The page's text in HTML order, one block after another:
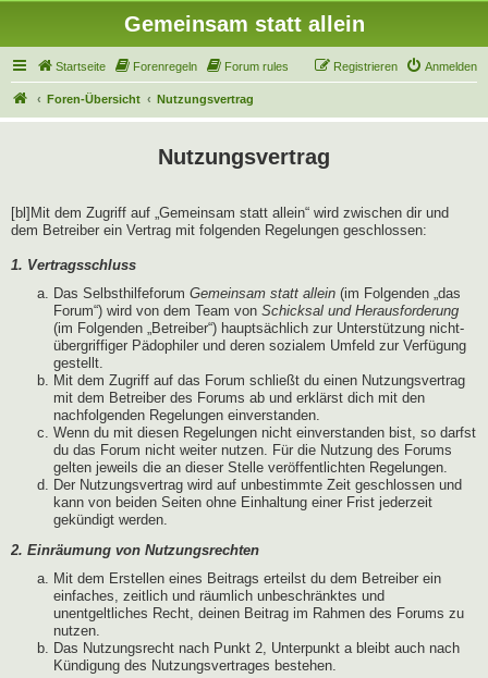
Gemeinsam statt allein
Startseite Forenregeln Forum rules Anmelden
Registrieren
Foren-Übersicht Nutzungsvertrag
Nutzungsvertrag
[bl]Mit dem Zugriff auf „Gemeinsam statt allein“ wird zwischen dir und
dem Betreiber ein Vertrag mit folgenden Regelungen geschlossen:
1. Vertragsschluss
Das Selbsthilfeforum Gemeinsam statt allein (im Folgenden „das
Forum“) wird von dem Team von Schicksal und Herausforderung
(im Folgenden „Betreiber“) hauptsächlich zur Unterstützung nicht-
übergriffiger Pädophiler und deren sozialem Umfeld zur Verfügung
gestellt.
Mit dem Zugriff auf das Forum schließt du einen Nutzungsvertrag
mit dem Betreiber des Forums ab und erklärst dich mit den
nachfolgenden Regelungen einverstanden.
Wenn du mit diesen Regelungen nicht einverstanden bist, so darfst
du das Forum nicht weiter nutzen. Für die Nutzung des Forums
gelten jeweils die an dieser Stelle veröffentlichten Regelungen.
Der Nutzungsvertrag wird auf unbestimmte Zeit geschlossen und
kann von beiden Seiten ohne Einhaltung einer Frist jederzeit
gekündigt werden.
2. Einräumung von Nutzungsrechten
Mit dem Erstellen eines Beitrags erteilst du dem Betreiber ein
einfaches, zeitlich und räumlich unbeschränktes und
unentgeltliches Recht, deinen Beitrag im Rahmen des Forums zu
nutzen.
Das Nutzungsrecht nach Punkt 2, Unterpunkt a bleibt auch nach
Kündigung des Nutzungsvertrages bestehen.